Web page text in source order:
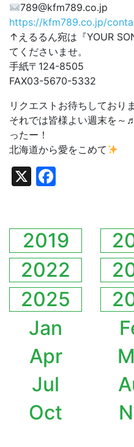
789@kfm789.co.jp
https://kfm789.co.jp/
↑えるるん宛は『YOUR
てくださいませ。
手紙〒124-8505
FAX03-5670-5332
リクエストお待ちしており
それでは皆様よい週末を
ったー！
北海道から愛をこめて
X
2019
2022
2025
Jan
Apr
Jul
Oct